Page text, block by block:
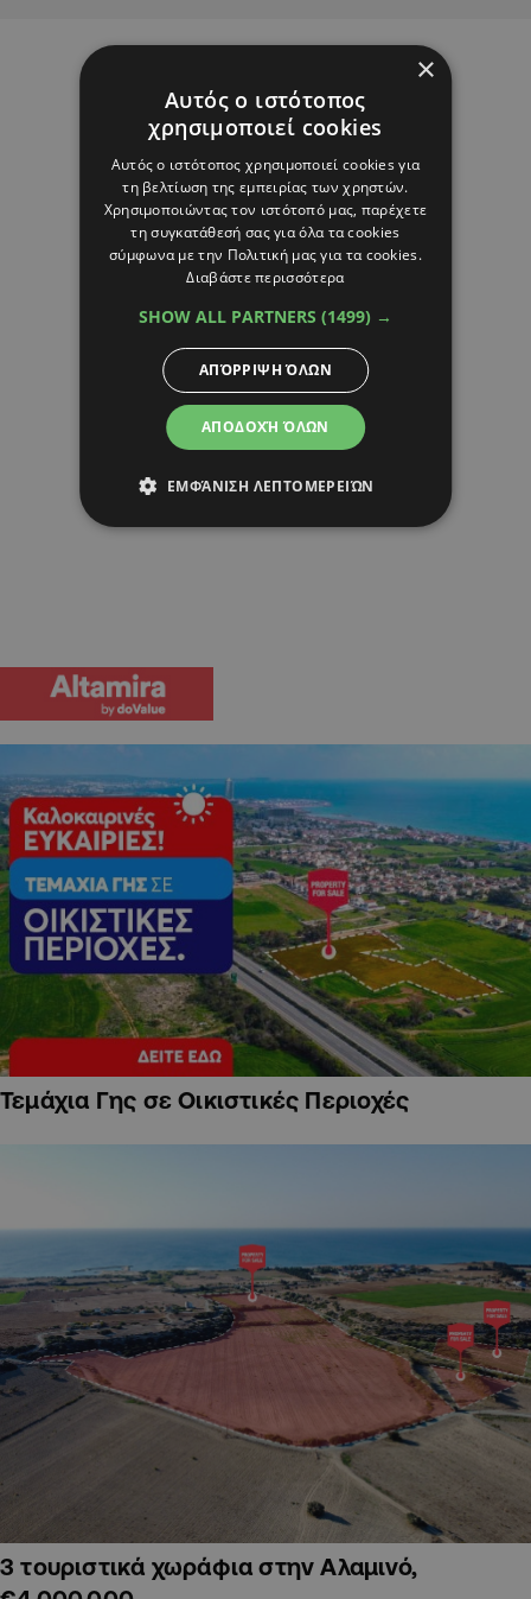
Τεμάχια Γης σε Οικιστικές Περιοχές
3 τουριστικά χωράφια στην Αλαμινό,
×
Αυτός ο ιστότοπος
χρησιμοποιεί cookies
Αυτός ο ιστότοπος χρησιμοποιεί cookies για
τη βελτίωση της εμπειρίας των χρηστών.
Χρησιμοποιώντας τον ιστότοπό μας, παρέχετε
τη συγκατάθεσή σας για όλα τα cookies
σύμφωνα με την Πολιτική μας για τα cookies.
Διαβάστε περισσότερα
SHOW ALL PARTNERS (1499) →
ΑΠΟΔΟΧΉ ΌΛΩΝ
ΑΠΌΡΡΙΨΗ ΌΛΩΝ
ΕΜΦΆΝΙΣΗ ΛΕΠΤΟΜΕΡΕΙΏΝ